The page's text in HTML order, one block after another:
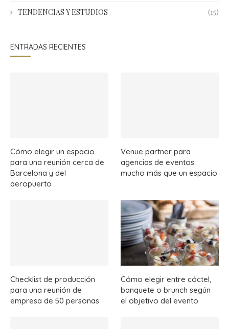
TENDENCIAS Y ESTUDIOS (15)
ENTRADAS RECIENTES
Cómo elegir un espacio
para una reunión cerca de
Barcelona y del
aeropuerto
Venue partner para
agencias de eventos:
mucho más que un espacio
Checklist de producción
para una reunión de
empresa de 50 personas
Cómo elegir entre cóctel,
banquete o brunch según
el objetivo del evento